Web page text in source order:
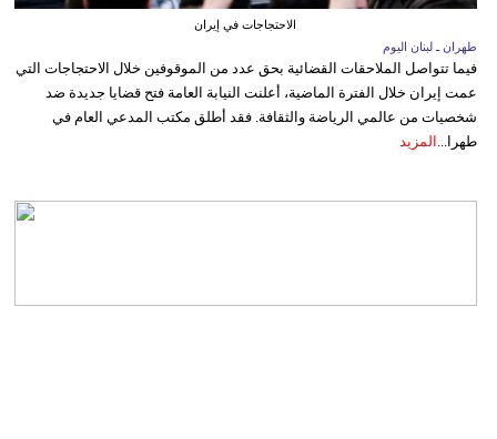
الاحتجاجات في إيران
طهران ـ لبنان اليوم
فيما تتواصل الملاحقات القضائية بحق عدد من الموقوفين خلال الاحتجاجات التي
عمت إيران خلال الفترة الماضية، أعلنت النيابة العامة فتح قضايا جديدة ضد
شخصيات من عالمي الرياضة والثقافة. فقد أطلق مكتب المدعي العام في
طهرا... المزيد